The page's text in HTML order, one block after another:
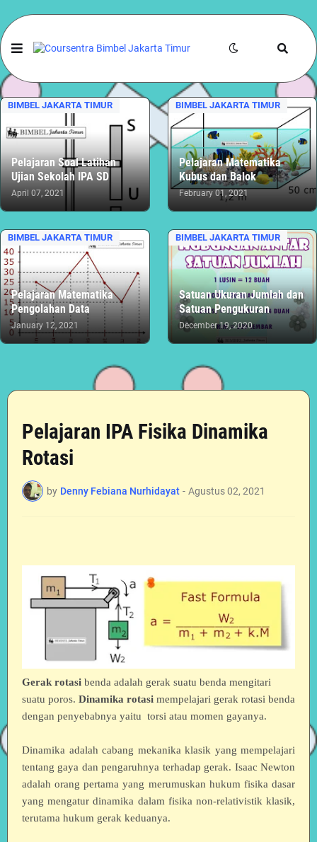
BIMBEL JAKARTA TIMUR
Pelajaran Soal Latihan
Ujian Sekolah IPA SD
April 07, 2021
BIMBEL JAKARTA TIMUR
Pelajaran Matematika
Kubus dan Balok
February 01, 2021
BIMBEL JAKARTA TIMUR
Pelajaran Matematika
Pengolahan Data
January 12, 2021
BIMBEL JAKARTA TIMUR
Satuan Ukuran Jumlah dan
Satuan Pengukuran
December 19, 2020
Pelajaran IPA Fisika Dinamika
Rotasi
by Denny Febiana Nurhidayat - Agustus 02, 2021
Gerak rotasi benda adalah gerak suatu benda mengitari
suatu poros. Dinamika rotasi mempelajari gerak rotasi benda
dengan penyebabnya yaitu torsi atau momen gayanya.
Dinamika adalah cabang mekanika klasik yang mempelajari
tentang gaya dan pengaruhnya terhadap gerak. Isaac Newton
adalah orang pertama yang merumuskan hukum fisika dasar
yang mengatur dinamika dalam fisika non-relativistik klasik,
terutama hukum gerak keduanya.